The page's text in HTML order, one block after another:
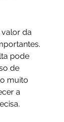
da
pode
de
muito
a